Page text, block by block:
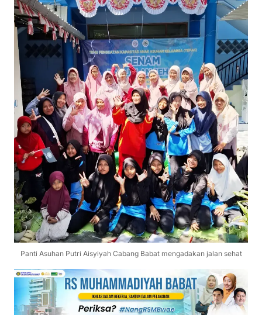
Panti Asuhan Putri Aisyiyah Cabang Babat mengadakan jalan sehat